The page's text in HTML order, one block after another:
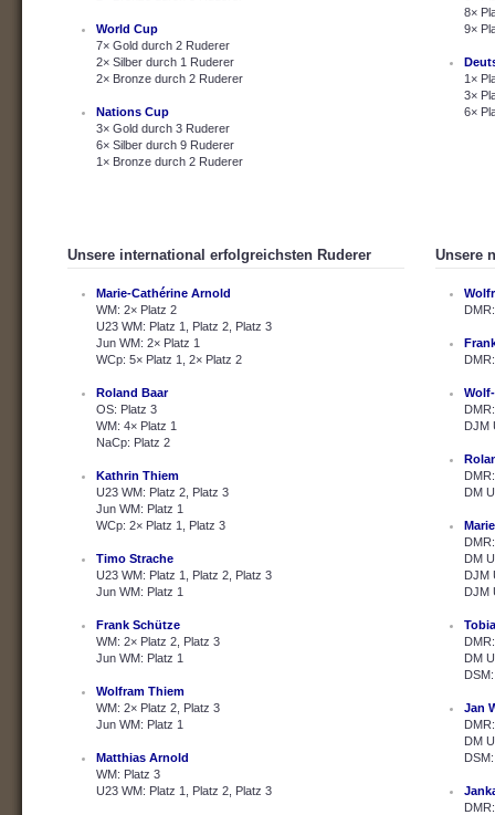
World Cup
7× Gold durch 2 Ruderer
2× Silber durch 1 Ruderer
2× Bronze durch 2 Ruderer
Nations Cup
3× Gold durch 3 Ruderer
6× Silber durch 9 Ruderer
1× Bronze durch 2 Ruderer
8×
9×
1×
3×
6×
Unsere international erfolgreichsten Ruderer
Marie-Cathérine Arnold
WM: 2× Platz 2
U23 WM: Platz 1, Platz 2, Platz 3
Jun WM: 2× Platz 1
WCp: 5× Platz 1, 2× Platz 2
Roland Baar
OS: Platz 3
WM: 4× Platz 1
NaCp: Platz 2
Kathrin Thiem
U23 WM: Platz 2, Platz 3
Jun WM: Platz 1
WCp: 2× Platz 1, Platz 3
Timo Strache
U23 WM: Platz 1, Platz 2, Platz 3
Jun WM: Platz 1
Frank Schütze
WM: 2× Platz 2, Platz 3
Jun WM: Platz 1
Wolfram Thiem
WM: 2× Platz 2, Platz 3
Jun WM: Platz 1
Matthias Arnold
WM: Platz 3
U23 WM: Platz 1, Platz 2, Platz 3
Unsere
DJM
DM
DM
DJM
DJM
DM
Jan
DM